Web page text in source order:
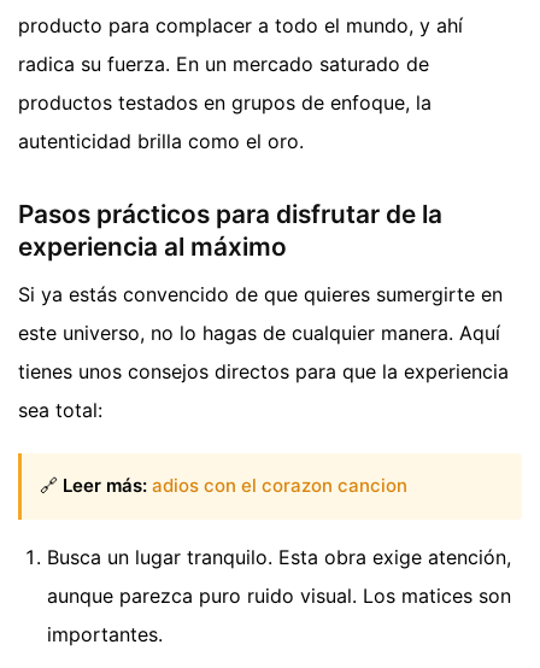
producto para complacer a todo el mundo, y ahí
radica su fuerza. En un mercado saturado de
productos testados en grupos de enfoque, la
autenticidad brilla como el oro.
Pasos prácticos para disfrutar de la
experiencia al máximo
Si ya estás convencido de que quieres sumergirte en
este universo, no lo hagas de cualquier manera. Aquí
tienes unos consejos directos para que la experiencia
sea total:
🔗 Leer más: adios con el corazon cancion
Busca un lugar tranquilo. Esta obra exige atención,
aunque parezca puro ruido visual. Los matices son
importantes.